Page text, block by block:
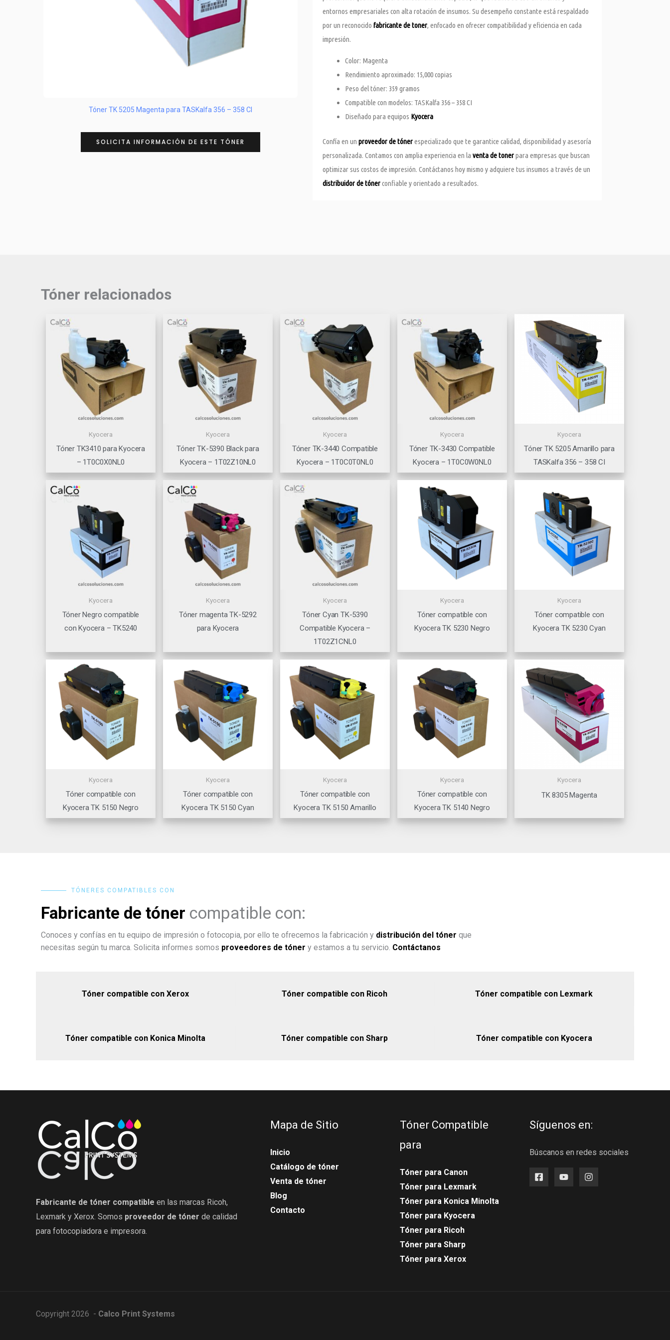
Tóner TK 5205 Magenta para TASKalfa 356 – 358 CI
SOLICITA INFORMACIÓN DE ESTE TÓNER
entornos empresariales con alta rotación de insumos. Su desempeño constante está respaldado
por un reconocido fabricante de toner, enfocado en ofrecer compatibilidad y eficiencia en cada
impresión.
Color: Magenta
Rendimiento aproximado: 15,000 copias
Peso del tóner: 359 gramos
Compatible con modelos: TASKalfa 356 – 358 CI
Diseñado para equipos Kyocera
Confía en un proveedor de tónerespecializado que te garantice calidad, disponibilidad y asesoría
personalizada. Contamos con amplia experiencia en la venta de tonerpara empresas que buscan
optimizar sus costos de impresión. Contáctanos hoy mismo y adquiere tus insumos a través de un
distribuidor de tónerconfiable y orientado a resultados.
Tóner relacionados
Kyocera
Tóner TK3410 para Kyocera
– 1T0C0X0NL0
Kyocera
Tóner TK-5390 Black para
Kyocera – 1T02Z10NL0
Kyocera
Tóner TK-3440 Compatible
Kyocera – 1T0C0T0NL0
Kyocera
Tóner TK-3430 Compatible
Kyocera – 1T0C0W0NL0
Kyocera
Tóner TK 5205 Amarillo para
TASKalfa 356 – 358 CI
Kyocera
Tóner Negro compatible
con Kyocera – TK5240
Kyocera
Tóner magenta TK-5292
para Kyocera
Kyocera
Tóner Cyan TK-5390
Compatible Kyocera –
1T02Z1CNL0
Kyocera
Tóner compatible con
Kyocera TK 5230 Negro
Kyocera
Tóner compatible con
Kyocera TK 5230 Cyan
Kyocera
Tóner compatible con
Kyocera TK 5150 Negro
Kyocera
Tóner compatible con
Kyocera TK 5150 Cyan
Kyocera
Tóner compatible con
Kyocera TK 5150 Amarillo
Kyocera
Tóner compatible con
Kyocera TK 5140 Negro
Kyocera
TK 8305 Magenta
TÓNERES COMPATIBLES CON
Fabricante de tóner compatible con:
Conoces y confías en tu equipo de impresión o fotocopia, por ello te ofrecemos la fabricación y distribución del tóner que
necesitas según tu marca. Solicita informes somos proveedores de tóner y estamos a tu servicio. Contáctanos
Tóner compatible con Xerox Tóner compatible con Ricoh Tóner compatible con Lexmark
Tóner compatible con Konica Minolta Tóner compatible con Sharp Tóner compatible con Kyocera
Fabricante de tóner compatible en las marcas Ricoh,
Lexmark y Xerox. Somos proveedor de tóner de calidad
para fotocopiadora e impresora.
Mapa de Sitio
Inicio
Catálogo de tóner
Venta de tóner
Blog
Contacto
Tóner Compatible
para
Tóner para Canon
Tóner para Lexmark
Tóner para Konica Minolta
Tóner para Kyocera
Tóner para Ricoh
Tóner para Sharp
Tóner para Xerox
Síguenos en:
Búscanos en redes sociales
Copyright 2026 - Calco Print Systems